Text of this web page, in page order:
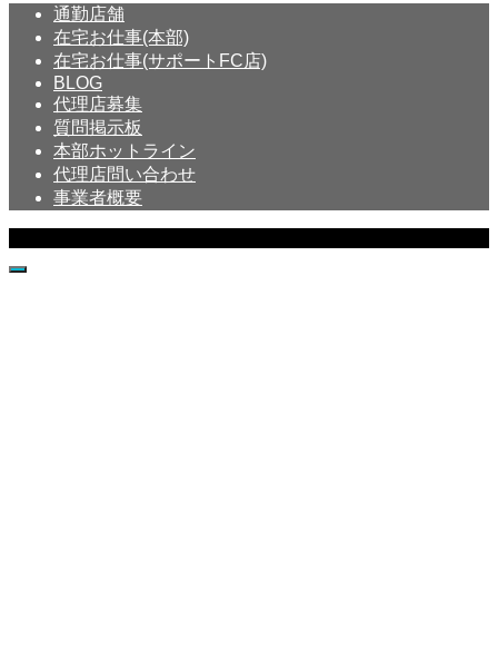
通勤店舗
在宅お仕事(本部)
在宅お仕事(サポートFC店)
BLOG
代理店募集
質問掲示板
本部ホットライン
代理店問い合わせ
事業者概要